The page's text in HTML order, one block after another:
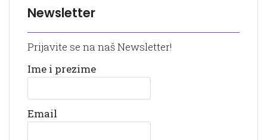
Newsletter
Prijavite se na naš Newsletter!
Ime i prezime
Email